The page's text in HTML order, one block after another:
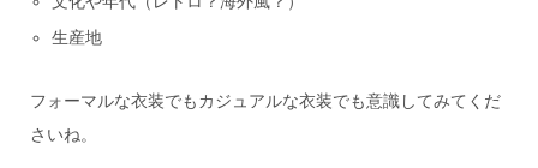
生産地
フォーマルな衣装でもカジュアルな衣装でも意識してみてくだ
さいね。